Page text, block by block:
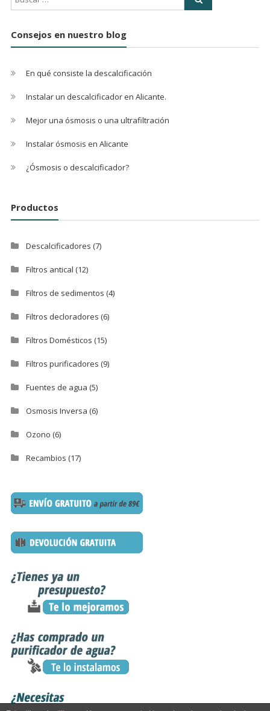
Consejos en nuestro blog
En qué consiste la descalcificación
Instalar un descalcificador en Alicante.
Mejor una ósmosis o una ultrafiltración
Instalar ósmosis en Alicante
¿Ósmosis o descalcificador?
Productos
Descalcificadores (7)
Filtros antical (12)
Filtros de sedimentos (4)
Filtros decloradores (6)
Filtros Domésticos (15)
Filtros purificadores (9)
Fuentes de agua (5)
Osmosis Inversa (6)
Ozono (6)
Recambios (17)